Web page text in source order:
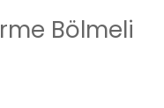
Bölmeli